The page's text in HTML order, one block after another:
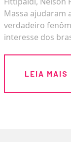
Massa ajudaram
verdadeiro
interesse dos
LEIA MAIS